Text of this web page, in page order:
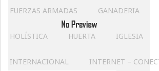
FUERZAS ARMADAS GANADERIA
HOLÍSTICA HUERTA IGLESIA
INTERNACIONAL INTERNET –